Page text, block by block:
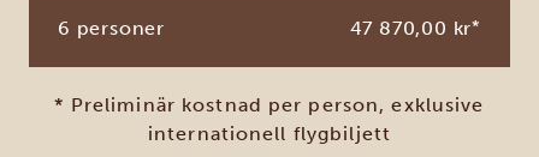
6 personer 47 870,00 kr*
* Preliminär kostnad per person, exklusive
internationell flygbiljett